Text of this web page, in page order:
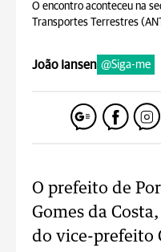
O encontro aconteceu na
Transportes Terrestres
João Iansen @Siga-me
O prefeito de
Gomes da
do vice-prefeito